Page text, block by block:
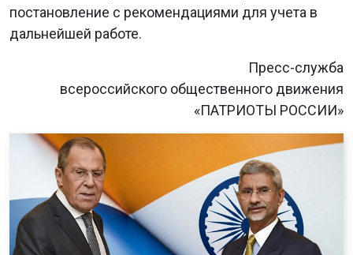
постановление с рекомендациями для учета в
дальнейшей работе.
Пресс-служба
всероссийского общественного движения
«ПАТРИОТЫ РОССИИ»